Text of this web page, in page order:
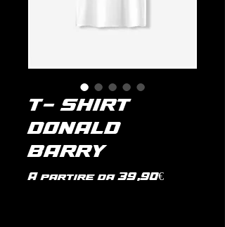
T- SHIRT
DONALD
BARRY
A partire da39,90€Prezzo